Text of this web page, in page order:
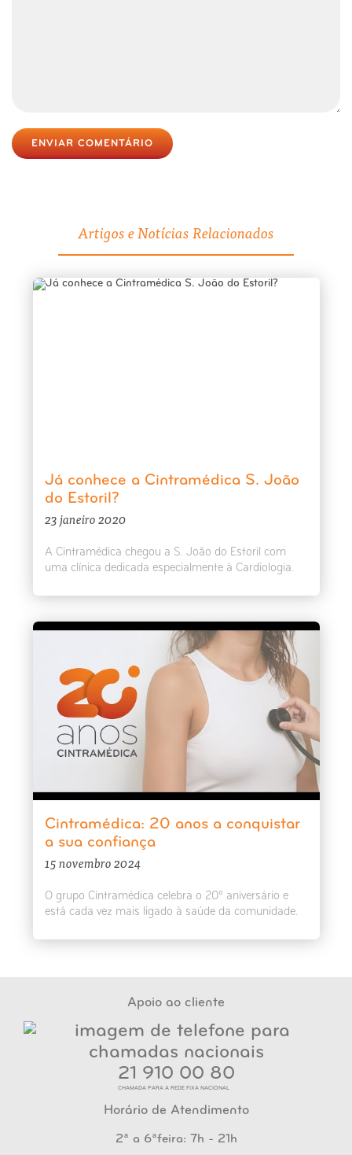
ENVIAR COMENTÁRIO
Artigos e Notícias Relacionados
Já conhece a Cintramédica S. João
do Estoril?
23 janeiro 2020
A Cintramédica chegou a S. João do Estoril com
uma clínica dedicada especialmente à Cardiologia.
Cintramédica: 20 anos a conquistar
a sua confiança
15 novembro 2024
O grupo Cintramédica celebra o 20º aniversário e
está cada vez mais ligado à saúde da comunidade.
Apoio ao cliente
21 910 00 80
CHAMADA PARA A REDE FIXA NACIONAL
Horário de Atendimento
2ª a 6ªfeira: 7h - 21h